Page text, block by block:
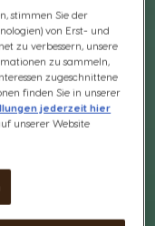
stimmen Sie der
von Erst- und
zu verbessern, unsere
zu sammeln,
zugeschnittene
finden Sie in unserer
jederzeit hier
unserer Website